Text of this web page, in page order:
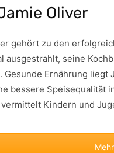
Oliver
gehört zu den
ausgestrahlt, seine
Gesunde Ernährung
bessere Speisequalität
Kindern und